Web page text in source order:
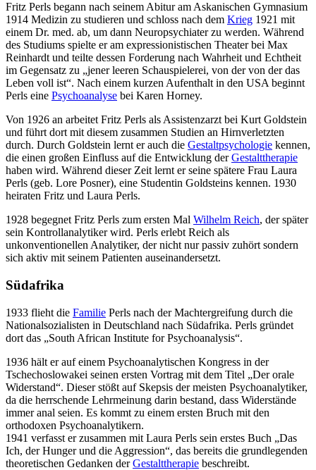
Fritz Perls begann nach seinem Abitur am Askanischen Gymnasium
1914 Medizin zu studieren und schloss nach dem Krieg 1921 mit
einem Dr. med. ab, um dann Neuropsychiater zu werden. Während
des Studiums spielte er am expressionistischen Theater bei Max
Reinhardt und teilte dessen Forderung nach Wahrheit und Echtheit
im Gegensatz zu „jener leeren Schauspielerei, von der von der das
Leben voll ist“. Nach einem kurzen Aufenthalt in den USA beginnt
Perls eine Psychoanalyse bei Karen Horney.
Von 1926 an arbeitet Fritz Perls als Assistenzarzt bei Kurt Goldstein
und führt dort mit diesem zusammen Studien an Hirnverletzten
durch. Durch Goldstein lernt er auch die Gestaltpsychologie kennen,
die einen großen Einfluss auf die Entwicklung derGestalttherapie
haben wird. Während dieser Zeit lernt er seine spätere Frau Laura
Perls (geb. Lore Posner), eine Studentin Goldsteins kennen. 1930
heiraten Fritz und Laura Perls.
1928 begegnet Fritz Perls zum ersten Mal Wilhelm Reich, der später
sein Kontrollanalytiker wird. Perls erlebt Reich als
unkonventionellen Analytiker, der nicht nur passiv zuhört sondern
sich aktiv mit seinem Patienten auseinandersetzt.
Südafrika
1933 flieht die Familie Perls nach der Machtergreifung durch die
Nationalsozialisten in Deutschland nach Südafrika. Perls gründet
dort das „South African Institute for Psychoanalysis“.
1936 hält er auf einem Psychoanalytischen Kongress in der
Tschechoslowakei seinen ersten Vortrag mit dem Titel „Der orale
Widerstand“. Dieser stößt auf Skepsis der meisten Psychoanalytiker,
da die herrschende Lehrmeinung darin bestand, dass Widerstände
immer anal seien. Es kommt zu einem ersten Bruch mit den
orthodoxen Psychoanalytikern.
1941 verfasst er zusammen mit Laura Perls sein erstes Buch „Das
Ich, der Hunger und die Aggression“, das bereits die grundlegenden
theoretischen Gedanken derGestalttherapie beschreibt.